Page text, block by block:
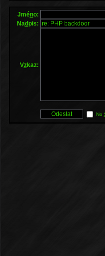
Jméno:
Nadpis:
Vzkaz:
No